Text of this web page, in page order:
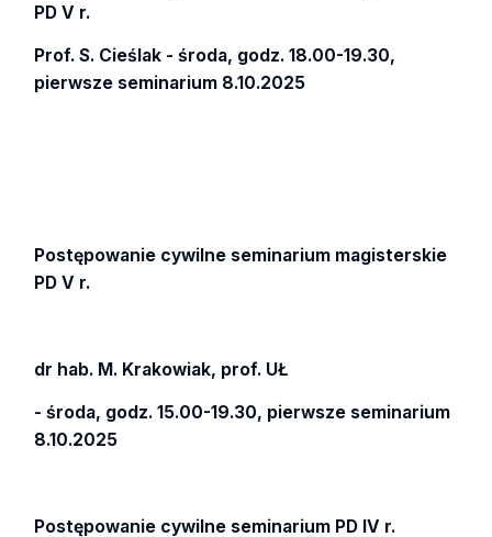
PD V r.
Prof. S. Cieślak - środa, godz. 18.00-19.30,
pierwsze seminarium 8.10.2025
Postępowanie cywilne seminarium magisterskie
PD V r.
dr hab. M. Krakowiak, prof. UŁ
- środa, godz. 15.00-19.30, pierwsze seminarium
8.10.2025
Postępowanie cywilne seminarium PD IV r.